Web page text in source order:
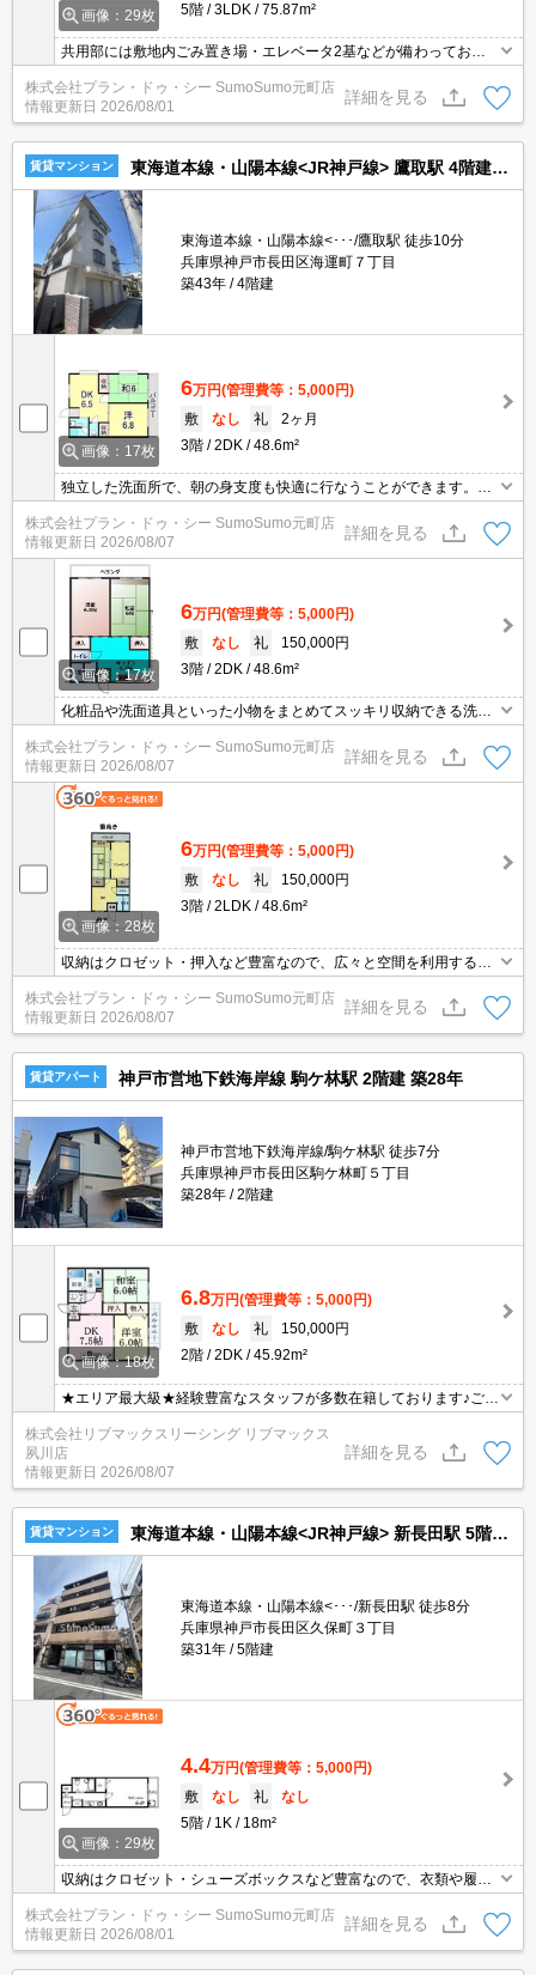
画像：29枚
5階
3LDK 75.87m²
共用部には敷地内ごみ置き場・エレベータ2基などが備わっており
とても充実しています。収納はシューズボックス・クロゼットなど
豊富なので、広々と空間を利用することも可能です。室内設備は洗
面化粧台・浴室乾燥機など豊富に揃っており、過ごしやすいお部屋
になっております。お手入れが簡単なフローリング設置で、お掃除
もラクラク。
株式会社プラン・ドゥ・シー SumoSumo元町店
情報更新日 2026/08/01
詳細を見る
賃貸マンション 東海道本線・山陽本線<JR神戸線> 鷹取駅 4階建 築43年
東海道本線・山陽本線<･･･/鷹取駅 徒歩10分
兵庫県神戸市長田区海運町７丁目
築43年
4階建
画像：17枚
6万円(管理費等：5,000円)
敷
なし 礼
2ヶ月
3階
2DK 48.6m²
独立した洗面所で、朝の身支度も快適に行なうことができます。TV
インターフォン付きの、セキュリティに配慮した物件です。収納は
クロゼット・押入などが備え付けられているので、衣類や日用品の
収納に重宝します。駅から徒歩10分に立地する、魅力的な駅近物件
です。家の近くにパーキングもあり、車をお持ちの方に嬉しい物件
です。
株式会社プラン・ドゥ・シー SumoSumo元町店
情報更新日 2026/08/07
詳細を見る
画像：17枚
6万円(管理費等：5,000円)
敷
なし 礼
150,000円
3階
2DK 48.6m²
化粧品や洗面道具といった小物をまとめてスッキリ収納できる洗面
化粧台を採用しています。収納はクロゼット・押入など豊富なの
で、広々と空間を利用することも可能です。BS用の環境は整ってい
るため、BS加入後すぐに視聴できます。衛生的なフローリング床
で、お掃除も手早くできます。
株式会社プラン・ドゥ・シー SumoSumo元町店
情報更新日 2026/08/07
詳細を見る
画像：28枚
6万円(管理費等：5,000円)
敷
なし 礼
150,000円
3階
2LDK 48.6m²
収納はクロゼット・押入など豊富なので、広々と空間を利用するこ
とも可能です。独立洗面台はコンセントや照明、大きな鏡などがつ
いているので化粧や身支度の際に便利です。過ごしやすい環境を実
現する、エアコン付きの物件です。BS対応物件は、お財布にも優し
く工事費要らずとなっています。こちらの物件は閑静な住宅地にあ
ります。
株式会社プラン・ドゥ・シー SumoSumo元町店
情報更新日 2026/08/07
詳細を見る
賃貸アパート 神戸市営地下鉄海岸線 駒ケ林駅 2階建 築28年
神戸市営地下鉄海岸線/駒ケ林駅 徒歩7分
兵庫県神戸市長田区駒ケ林町５丁目
築28年
2階建
画像：18枚
6.8万円(管理費等：5,000円)
敷
なし 礼
150,000円
2階
2DK 45.92m²
★エリア最大級★経験豊富なスタッフが多数在籍しております♪ご要
望がありましたらお申し付けください！初期費用クレジット支払可
能！オンライン内覧・オンライン契約等弊社に一度も来店せずとも
問題ありません♪弊社ではネットに掲載されている物件も全てご紹介
可能になりますので気になる物件は全て申し付けください★
株式会社リブマックスリーシング リブマックス
夙川店
情報更新日 2026/08/07
詳細を見る
賃貸マンション 東海道本線・山陽本線<JR神戸線> 新長田駅 5階建 築31年
東海道本線・山陽本線<･･･/新長田駅 徒歩8分
兵庫県神戸市長田区久保町３丁目
築31年
5階建
画像：29枚
4.4万円(管理費等：5,000円)
敷
なし 礼
なし
5階
1K 18m²
収納はクロゼット・シューズボックスなど豊富なので、衣類や履き
物の整理がしやすく便利です。来訪者を確認してから施錠を解除で
きるため防犯対策として優れているオートロック機能があります。
室内設備はエアコン・CS・ネット使用料不要など豊富に揃ってお
り、過ごしやすいお部屋になっております。この物件はバルコニー
株式会社プラン・ドゥ・シー SumoSumo元町店
情報更新日 2026/08/01
詳細を見る